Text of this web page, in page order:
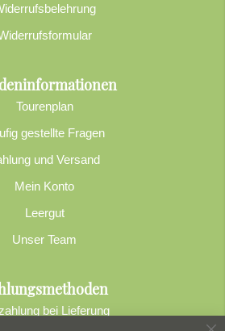
Tourenplan
gestellte Fragen
und Versand
Mein Konto
Leergut
Unser Team
bei Lieferung